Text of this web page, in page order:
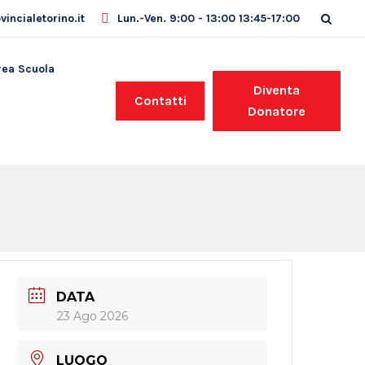
Lun.-Ven. 9:00 - 13:00 13:45-17:00
Scuola
Contatti
Diventa
Donatore
DATA
23 Ago 2026
LUOGO